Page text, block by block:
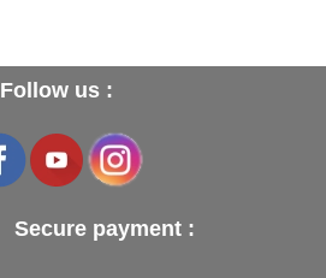
Follow us :
Secure payment :